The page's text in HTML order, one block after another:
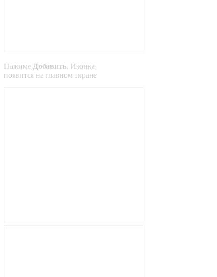
Нажиме Добавить. Иконка
появится на главном экране